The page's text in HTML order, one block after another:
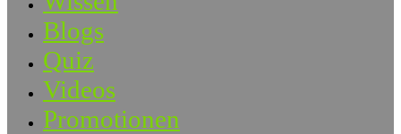
Blogs
Quiz
Videos
Promotionen